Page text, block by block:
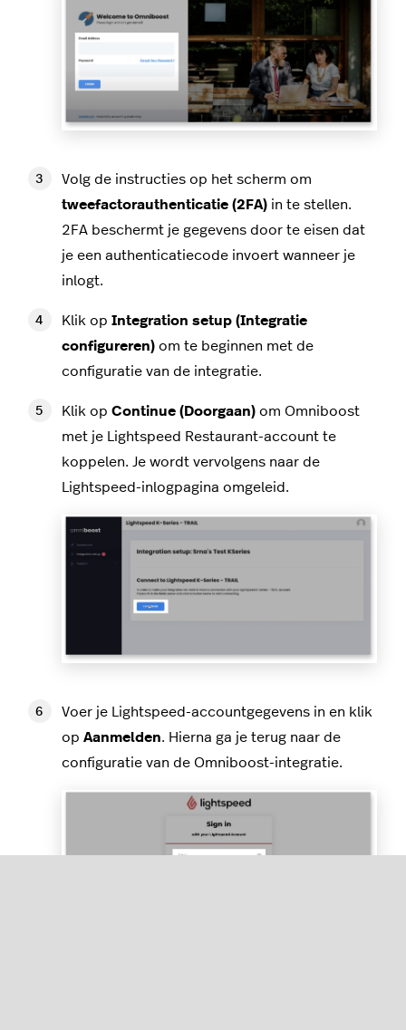
Volg de instructies op het scherm om
tweefactorauthenticatie (2FA) in te stellen.
2FA beschermt je gegevens door te eisen dat
je een authenticatiecode invoert wanneer je
inlogt.
Klik op Integration setup (Integratie
configureren) om te beginnen met de
configuratie van de integratie.
Klik op Continue (Doorgaan) om Omniboost
met je Lightspeed Restaurant-account te
koppelen. Je wordt vervolgens naar de
Lightspeed-inlogpagina omgeleid.
Voer je Lightspeed-accountgegevens in en klik
op Aanmelden. Hierna ga je terug naar de
configuratie van de Omniboost-integratie.